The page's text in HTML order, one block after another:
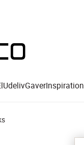
UdelivGaverInspiration